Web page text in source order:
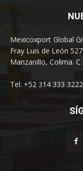
Mexicoxport Global
Fray Luis de León
Manzanillo, Colima.
Tel: +52 314 333 3222